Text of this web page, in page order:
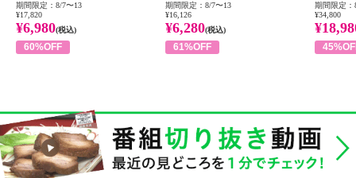
期間限定：8/7〜13
¥17,820
¥6,980(税込)
60%OFF
期間限定：8/7〜13
¥16,126
¥6,280(税込)
61%OFF
期間限定：
¥34,800